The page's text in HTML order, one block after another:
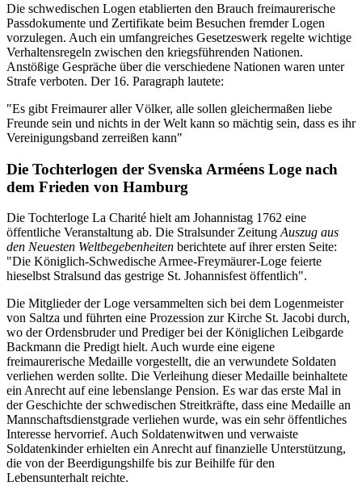
Die schwedischen Logen etablierten den Brauch freimaurerische
Passdokumente und Zertifikate beim Besuchen fremder Logen
vorzulegen. Auch ein umfangreiches Gesetzeswerk regelte wichtige
Verhaltensregeln zwischen den kriegsführenden Nationen.
Anstößige Gespräche über die verschiedene Nationen waren unter
Strafe verboten. Der 16. Paragraph lautete:
"Es gibt Freimaurer aller Völker, alle sollen gleichermaßen liebe
Freunde sein und nichts in der Welt kann so mächtig sein, dass es ihr
Vereinigungsband zerreißen kann"
Die Tochterlogen der Svenska Arméens Loge nach
dem Frieden von Hamburg
Die Tochterloge La Charité hielt am Johannistag 1762 eine
öffentliche Veranstaltung ab. Die Stralsunder Zeitung Auszug aus
den Neuesten Weltbegebenheiten berichtete auf ihrer ersten Seite:
"Die Königlich-Schwedische Armee-Freymäurer-Loge feierte
hieselbst Stralsund das gestrige St. Johannisfest öffentlich".
Die Mitglieder der Loge versammelten sich bei dem Logenmeister
von Saltza und führten eine Prozession zur Kirche St. Jacobi durch,
wo der Ordensbruder und Prediger bei der Königlichen Leibgarde
Backmann die Predigt hielt. Auch wurde eine eigene
freimaurerische Medaille vorgestellt, die an verwundete Soldaten
verliehen werden sollte. Die Verleihung dieser Medaille beinhaltete
ein Anrecht auf eine lebenslange Pension. Es war das erste Mal in
der Geschichte der schwedischen Streitkräfte, dass eine Medaille an
Mannschaftsdienstgrade verliehen wurde, was ein sehr öffentliches
Interesse hervorrief. Auch Soldatenwitwen und verwaiste
Soldatenkinder erhielten ein Anrecht auf finanzielle Unterstützung,
die von der Beerdigungshilfe bis zur Beihilfe für den
Lebensunterhalt reichte.